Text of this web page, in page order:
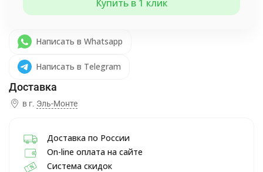
Купить в 1 клик
Написать в Whatsapp
Написать в Telegram
в г. Эль-Монте
Доставка по России
On-line оплата на сайте
Система скидок